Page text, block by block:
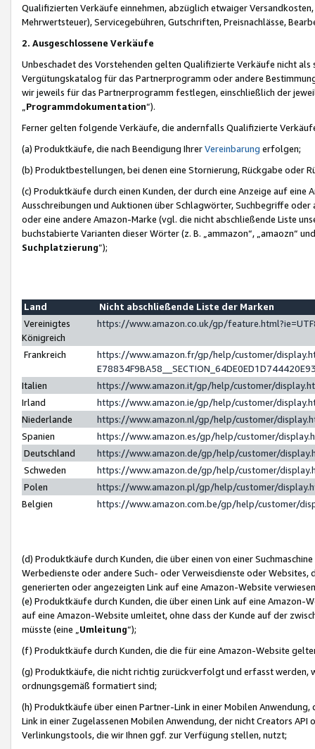
Qualifizierten Verkäufe einnehmen, abzüglich etwaiger
Mehrwertsteuer), Servicegebühren, Gutschriften, Preisnachlässe,
2. Ausgeschlossene Verkäufe
Unbeschadet des Vorstehenden gelten Qualifizierte Verkäufe nicht
Vergütungskatalog für das Partnerprogramm oder andere
wir jeweils für das Partnerprogramm festlegen, einschließlich der
Programmdokumentation“).
Ferner gelten folgende Verkäufe, die andernfalls Qualifizierte
(a) Produktkäufe, die nach Beendigung IhrerVereinbarung erfolgen;
(b) Produktbestellungen, bei denen eine Stornierung, Rückgabe oder
(c) Produktkäufe durch einen Kunden, der durch eine Anzeige auf
Ausschreibungen und Auktionen über Schlagwörter, Suchbegriffe
oder eine andere Amazon-Marke (vgl. die nicht abschließende Liste
buchstabierte Varianten dieser Wörter (z. B. „ammazon“, „amaozn“
Suchplatzierung”);
Land
Nicht abschließende Liste der Marken
Vereinigtes
Königreich
https://www.amazon.co.uk/gp/
Frankreich
https://www.amazon.fr/gp/help/customer/
Italien
https://www.amazon.it/gp/help/customer/
Irland
https://www.amazon.ie/gp/help/customer/
Niederlande
https://www.amazon.nl/gp/help/customer/
Spanien
https://www.amazon.es/gp/help/customer/
Deutschland
https://www.amazon.de/gp/help/customer/
Schweden
https://www.amazon.de/gp/help/customer/
Polen
https://www.amazon.pl/gp/help/customer/
Belgien
https://www.amazon.com.be/gp/help/customer/
(d) Produktkäufe durch Kunden, die über einen von einer
Werbedienste oder andere Such- oder Verweisdienste oder Websites,
generierten oder angezeigten Link auf eine Amazon-Website
(e) Produktkäufe durch Kunden, die über einen Link auf eine
auf eine Amazon-Website umleitet, ohne dass der Kunde auf der
müsste (eine „ Umleitung“);
(f) Produktkäufe durch Kunden, die die für eine Amazon-Website
(g) Produktkäufe, die nicht richtig zurückverfolgt und erfasst werden,
ordnungsgemäß formatiert sind;
(h) Produktkäufe über einen Partner-Link in einer Mobilen
Link in einer Zugelassenen Mobilen Anwendung, der nicht Creators
Verlinkungstools, die wir Ihnen ggf. zur Verfügung stellen, nutzt;